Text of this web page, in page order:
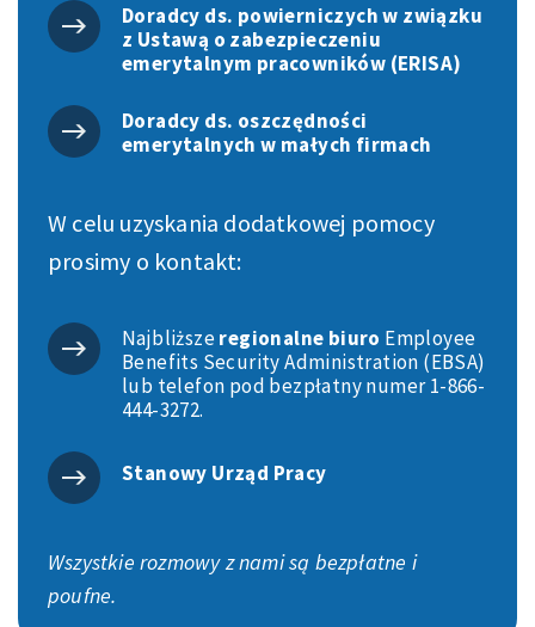
Doradcy ds. powierniczych w związku
z Ustawą o zabezpieczeniu
emerytalnym pracowników (ERISA)
Doradcy ds. oszczędności
emerytalnych w małych firmach
W celu uzyskania dodatkowej pomocy
prosimy o kontakt:
Najbliższeregionalne biuro Employee
Benefits Security Administration (EBSA)
lub telefon pod bezpłatny numer 1-866-
444-3272.
Stanowy Urząd Pracy
Wszystkie rozmowy z nami są bezpłatne i
poufne.